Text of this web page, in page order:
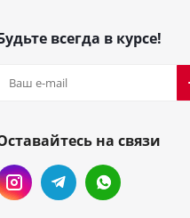
всегда в курсе!
на связи